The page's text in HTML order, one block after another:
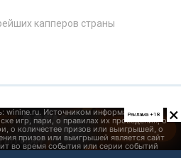
капперов страны
×
Реклама +18